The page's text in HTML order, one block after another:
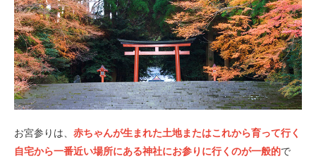
お宮参りは、 赤ちゃんが生まれた土地またはこれから育って行く
自宅から一番近い場所にある神社にお参りに行くのが一般的で